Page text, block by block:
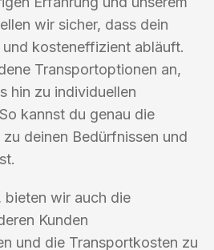
wir sicher, dass dein
kosteneffizient abläuft.
Transportoptionen an,
hin zu individuellen
kannst du genau die
deinen Bedürfnissen und
bieten wir auch die
Kunden
und die Transportkosten zu